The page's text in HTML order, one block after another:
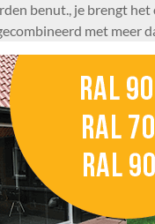
benut., je brengt
met meer